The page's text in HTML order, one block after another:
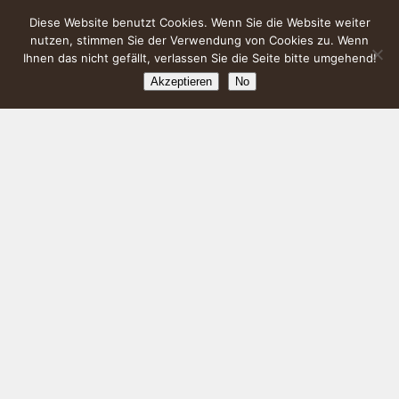
Diese Website benutzt Cookies. Wenn Sie die Website weiter
nutzen, stimmen Sie der Verwendung von Cookies zu. Wenn
Ihnen das nicht gefällt, verlassen Sie die Seite bitte umgehend!
Akzeptieren No